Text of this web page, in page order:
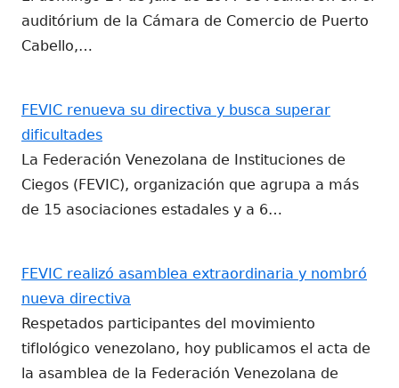
auditórium de la Cámara de Comercio de Puerto
Cabello,…
FEVIC renueva su directiva y busca superar
dificultades
La Federación Venezolana de Instituciones de
Ciegos (FEVIC), organización que agrupa a más
de 15 asociaciones estadales y a 6…
FEVIC realizó asamblea extraordinaria y nombró
nueva directiva
Respetados participantes del movimiento
tiflológico venezolano, hoy publicamos el acta de
la asamblea de la Federación Venezolana de